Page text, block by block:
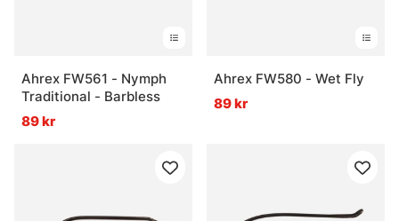
Ahrex FW561 - Nymph
Traditional - Barbless
89 kr
Ahrex FW580 - Wet Fly
89 kr